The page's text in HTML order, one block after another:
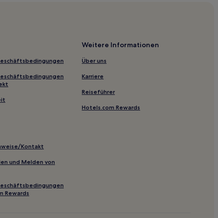
Dubai Trolley Station 1
Kontakt
und Melden von
Rewards
Weitere Informationen
Über uns
Karriere
Reiseführer
Hotels.com Rewards